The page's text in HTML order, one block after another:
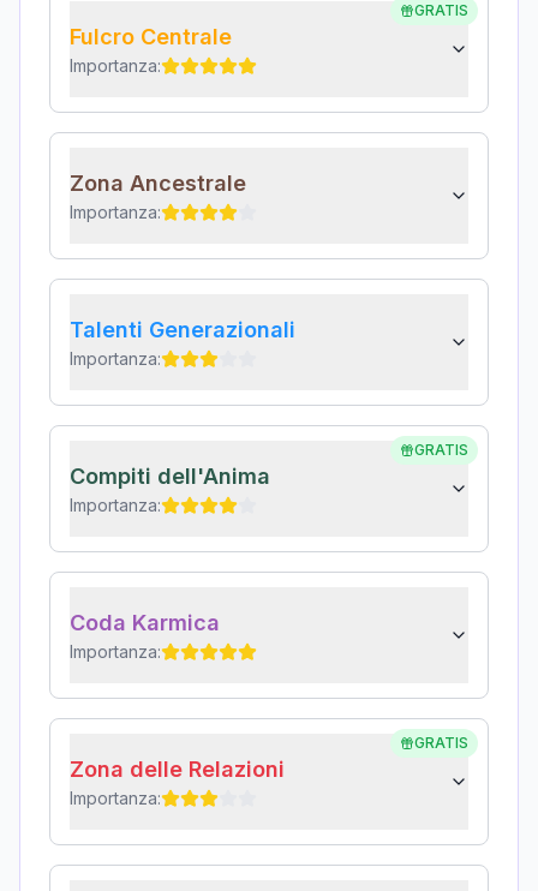
GRATIS
Fulcro Centrale
Importanza:
Zona Ancestrale
Importanza:
Talenti Generazionali
Importanza:
GRATIS
Compiti dell'Anima
Importanza:
Coda Karmica
Importanza:
GRATIS
Zona delle Relazioni
Importanza: